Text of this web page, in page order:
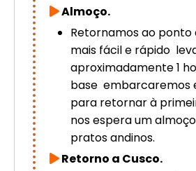
Almoço.
Retornamos ao
mais fácil e rápido
aproximadamente 1
base embarcaremos
para retornar à
nos espera um
pratos andinos.
Retorno a Cusco.